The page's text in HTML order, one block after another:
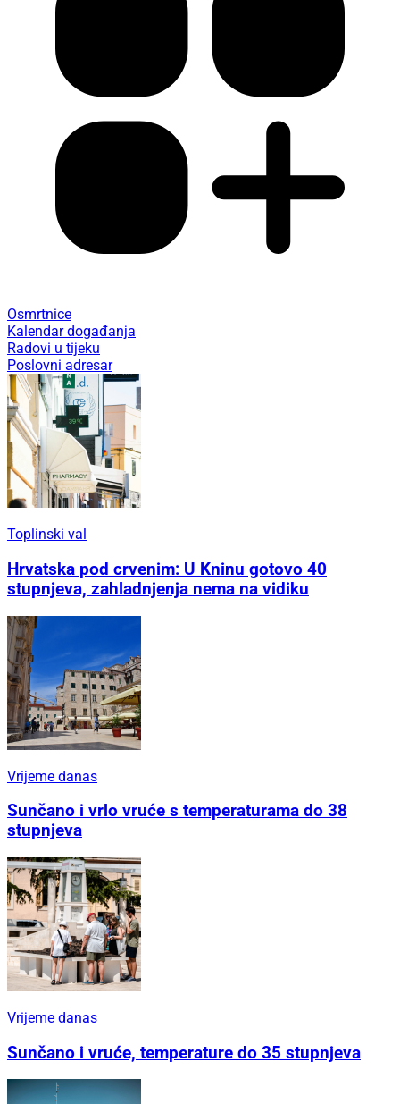
Osmrtnice
Kalendar događanja
Radovi u tijeku
Poslovni adresar
Toplinski val
Hrvatska pod crvenim: U Kninu gotovo 40
stupnjeva, zahladnjenja nema na vidiku
Vrijeme danas
Sunčano i vrlo vruće s temperaturama do 38
stupnjeva
Vrijeme danas
Sunčano i vruće, temperature do 35 stupnjeva